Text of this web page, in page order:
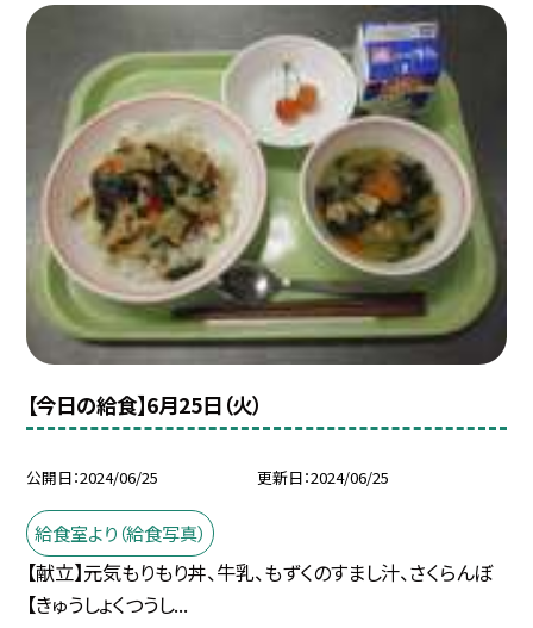
【今日の給食】6月25日（火）
公開日 2024/06/25 更新日 2024/06/25
給食室より（給食写真）
【献立】元気もりもり丼、牛乳、もずくのすまし汁、さくらんぼ
【きゅうしょくつうし...